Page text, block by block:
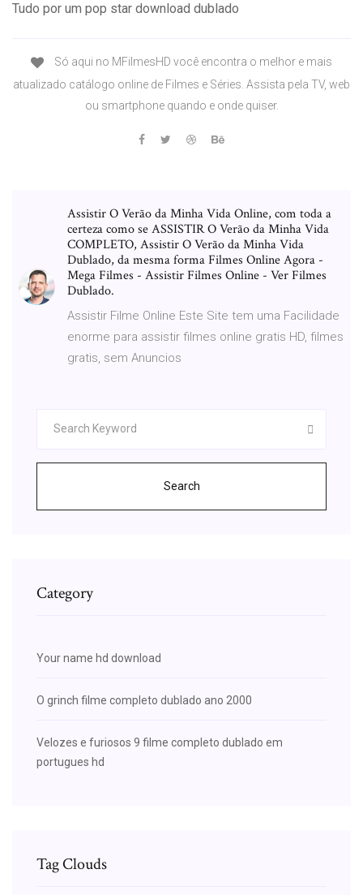
Tudo por um pop star download dublado
Só aqui no MFilmesHD você encontra o melhor e mais
atualizado catálogo online de Filmes e Séries. Assista pela TV, web
ou smartphone quando e onde quiser.
Assistir O Verão da Minha Vida Online, com toda a
certeza como se ASSISTIR O Verão da Minha Vida
COMPLETO, Assistir O Verão da Minha Vida
Dublado, da mesma forma Filmes Online Agora -
Mega Filmes - Assistir Filmes Online - Ver Filmes
Dublado.
Assistir Filme Online Este Site tem uma Facilidade
enorme para assistir filmes online gratis HD, filmes
gratis, sem Anuncios
Search
Category
Your name hd download
O grinch filme completo dublado ano 2000
Velozes e furiosos 9 filme completo dublado em
portugues hd
Tag Clouds